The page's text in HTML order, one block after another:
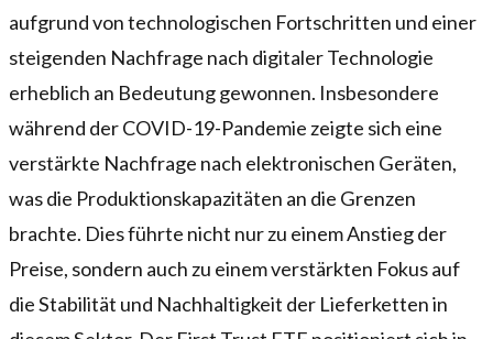
aufgrund von technologischen Fortschritten und einer
steigenden Nachfrage nach digitaler Technologie
erheblich an Bedeutung gewonnen. Insbesondere
während der COVID-19-Pandemie zeigte sich eine
verstärkte Nachfrage nach elektronischen Geräten,
was die Produktionskapazitäten an die Grenzen
brachte. Dies führte nicht nur zu einem Anstieg der
Preise, sondern auch zu einem verstärkten Fokus auf
die Stabilität und Nachhaltigkeit der Lieferketten in